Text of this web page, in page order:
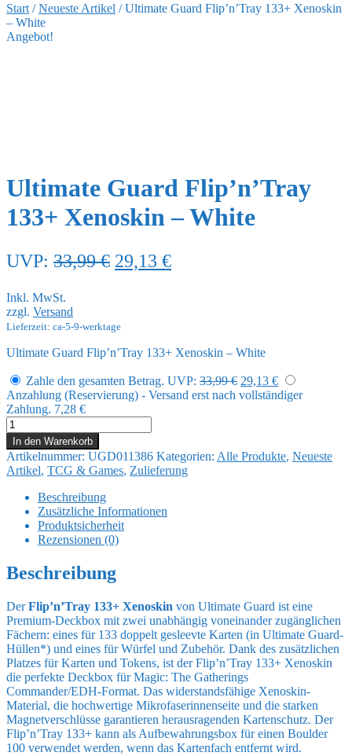
Start /Neueste Artikel /Ultimate Guard Flip’n’Tray 133+ Xenoskin
– White
Angebot!
Ultimate Guard Flip’n’Tray
133+ Xenoskin – White
UVP: 33,99€ Ursprünglicher
33,99 €
29,13 €Aktueller
Inkl. MwSt.
zzgl. Versand
Lieferzeit: ca-5-9-werktage
Ultimate Guard Flip’n’Tray 133+ Xenoskin – White
Zahle den gesamten Betrag. UVP: 33,99€ Ursprünglicher
Preis
29,13 €Aktueller
Preis
Anzahlung (Reservierung) - Versand erst nach vollständiger
Zahlung. 7,28 €
Ultimate
Guard
Flip'n'Tray
133+
Xenoskin
White
Menge
In den Warenkorb
Artikelnummer: UGD011386 Kategorien: Alle Produkte, Neueste
Artikel, TCG & Games, Zulieferung
Beschreibung
Zusätzliche Informationen
Produktsicherheit
Rezensionen (0)
Beschreibung
DerFlip’n’Tray 133+ Xenoskin von Ultimate Guard ist eine
Premium-Deckbox mit zwei unabhängig voneinander zugänglichen
Fächern: eines für 133 doppelt gesleevte Karten (in Ultimate Guard-
Hüllen*) und eines für Würfel und Zubehör. Dank des zusätzlichen
Platzes für Karten und Tokens, ist der Flip’n’Tray 133+ Xenoskin
die perfekte Deckbox für Magic: The Gatherings
Commander/EDH-Format. Das widerstandsfähige Xenoskin-
Material, die hochwertige Mikrofaserinnenseite und die starken
Magnetverschlüsse garantieren herausragenden Kartenschutz. Der
Flip’n’Tray 133+ kann als Aufbewahrungsbox für einen Boulder
100 verwendet werden, wenn das Kartenfach entfernt wird.